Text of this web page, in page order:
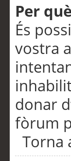
Per
És
vostra
donar
fòrum
Torna